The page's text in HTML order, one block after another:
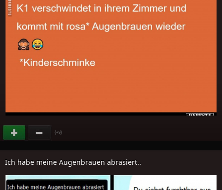
(+9)
Ich habe meine Augenbrauen abrasiert..